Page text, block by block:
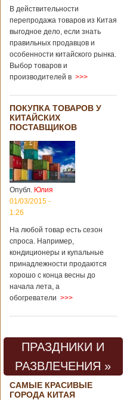
В действительности
перепродажа товаров из Китая
выгодное дело, если знать
правильных продавцов и
особенности китайского рынка.
Выбор товаров и
производителей в >>>
ПОКУПКА ТОВАРОВ У
КИТАЙСКИХ
ПОСТАВЩИКОВ
Опубл. Юлия
01/03/2015 -
1:26
На любой товар есть сезон
спроса. Например,
кондиционеры и купальные
принадлежности продаются
хорошо с конца весны до
начала лета, а
обогреватели >>>
ПРАЗДНИКИ И
РАЗВЛЕЧЕНИЯ »
САМЫЕ КРАСИВЫЕ
ГОРОДА КИТАЯ